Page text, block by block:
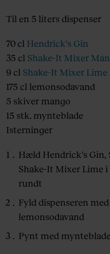
Til en 5 liters dispenser
70 cl Hendrick's Gin
35 cl Shake-It Mixer
9 cl Shake-It Mixer Lime
175 cl lemonsodavand
5 skiver mango
15 stk. mynteblade
Isterninger
Hæld Hendrick's Gin,
Shake-It Mixer Lime
rundt
Fyld dispenseren
lemonsodavand
Pynt med